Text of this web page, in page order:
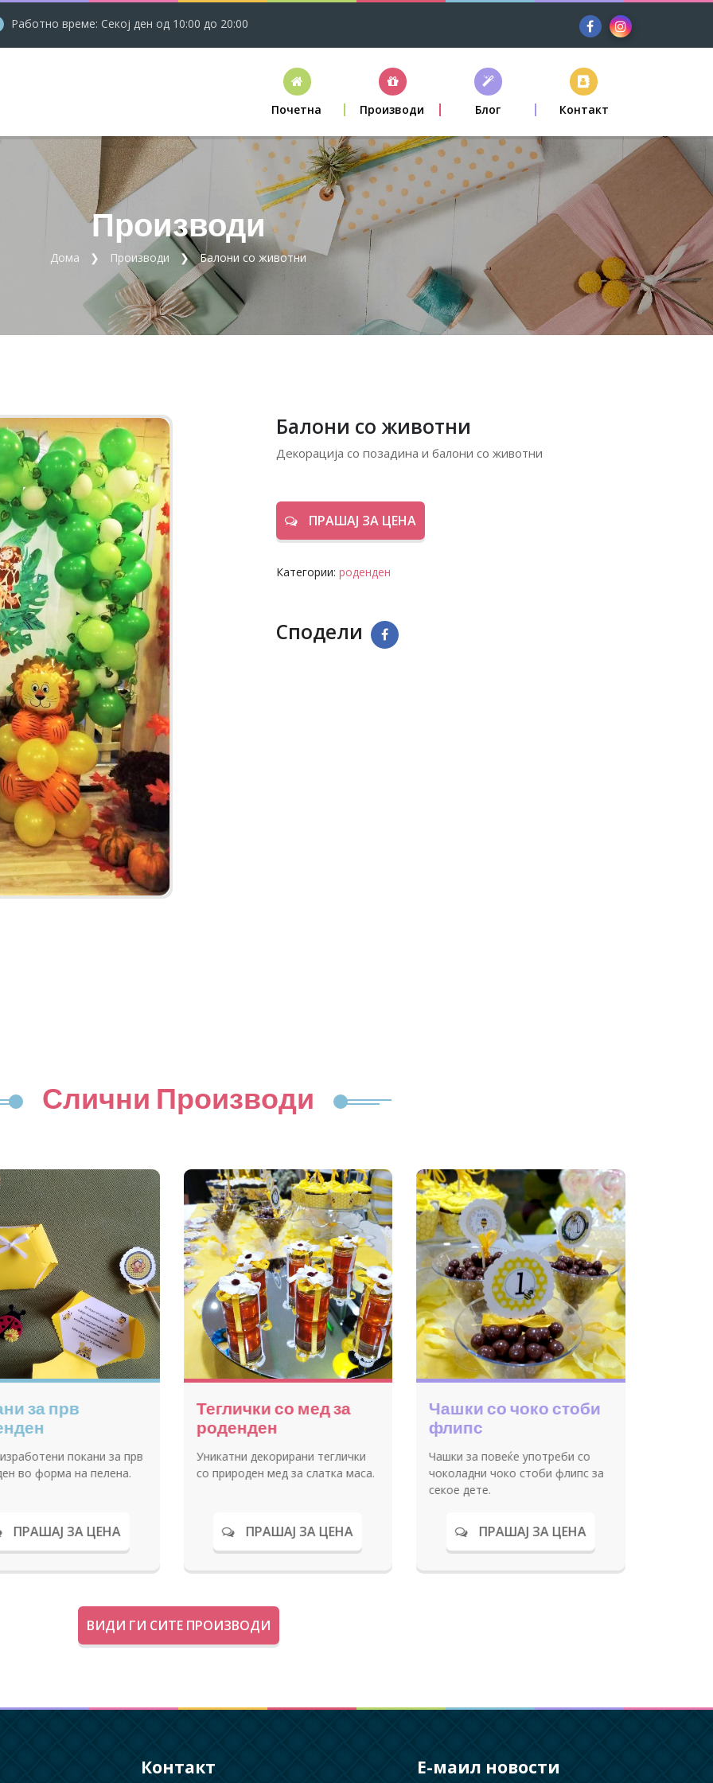
Работно време: Секој ден од 10:00 до 20:00
Почетна Производи Блог Контакт
Производи
Дома Производи Балони со животни
Балони со животни
Декорација со позадина и балони со животни
ПРАШАЈ ЗА ЦЕНА
Категории: роденден
Сподели
Слични Производи
Мафини
Домашни чоколадни мафини во
дизајнирани хартиени чашки
ПРАШАЈ ЗА ЦЕНА
Пуканки
Пуканки во тематски
дизајнирани садови
ПРАШАЈ ЗА ЦЕНА
Патоказ за роденден
Патоказ за добредојде на
роденденска забава изработен
ПРАШАЈ ЗА ЦЕНА
ВИДИ ГИ СИТЕ ПРОИЗВОДИ
Контакт Е-маил новости